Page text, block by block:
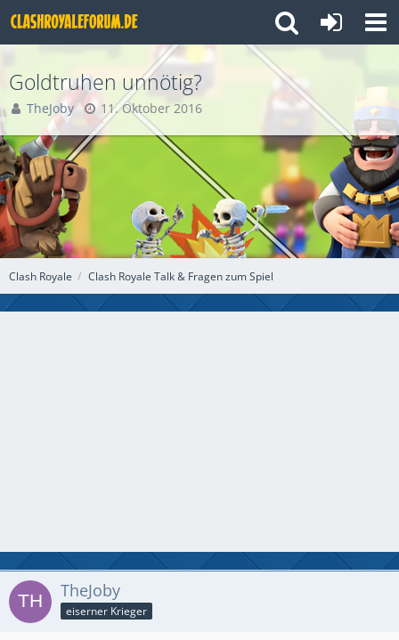
Clash Royale Clash Royale Talk & Fragen zum Spiel
Goldtruhen unnötig?
TheJoby 11. Oktober 2016
TheJoby
eiserner Krieger